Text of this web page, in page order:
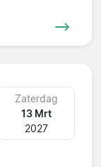
Zaterdag
13 Mrt
2027